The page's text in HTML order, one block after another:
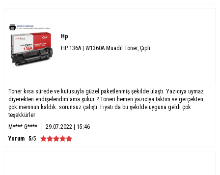
Hp
HP 136A | W1360A Muadil Toner, Çipli
Toner kısa sürede ve kutusuyla güzel paketlenmiş şekilde ulaştı. Yazıcıya uymaz
diyerekten endişelendim ama şükür ? Toneri hemen yazıcıya taktım ve gerçekten
çok memnun kaldık. sorunsuz çalıştı. Fiyatı da bu şekilde uyguna geldi çok
teşekkürler
M**** G****
29.07.2022 | 15:46
Yorum 5/5